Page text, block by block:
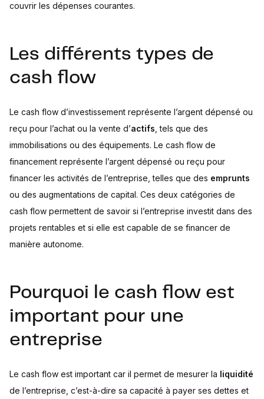
couvrir les dépenses courantes.
Les différents types de
cash flow
Le cash flow d’investissement représente l’argent dépensé ou
reçu pour l’achat ou la vente d’actifs , tels que des
immobilisations ou des équipements. Le cash flow de
financement représente l’argent dépensé ou reçu pour
financer les activités de l’entreprise, telles que des emprunts
ou des augmentations de capital. Ces deux catégories de
cash flow permettent de savoir si l’entreprise investit dans des
projets rentables et si elle est capable de se financer de
manière autonome.
Pourquoi le cash flow est
important pour une
entreprise
Le cash flow est important car il permet de mesurer la liquidité
de l’entreprise, c’est-à-dire sa capacité à payer ses dettes et